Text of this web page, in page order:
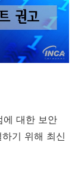
에 대한 보안
기 위해 최신